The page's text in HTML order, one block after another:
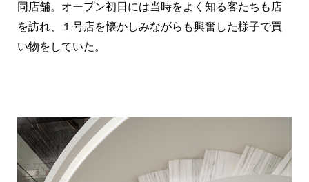
同店舗。オープン初日には当時をよく知る客たちも店
を訪れ、１号店を懐かしみながらも興奮した様子で買
い物をしていた。